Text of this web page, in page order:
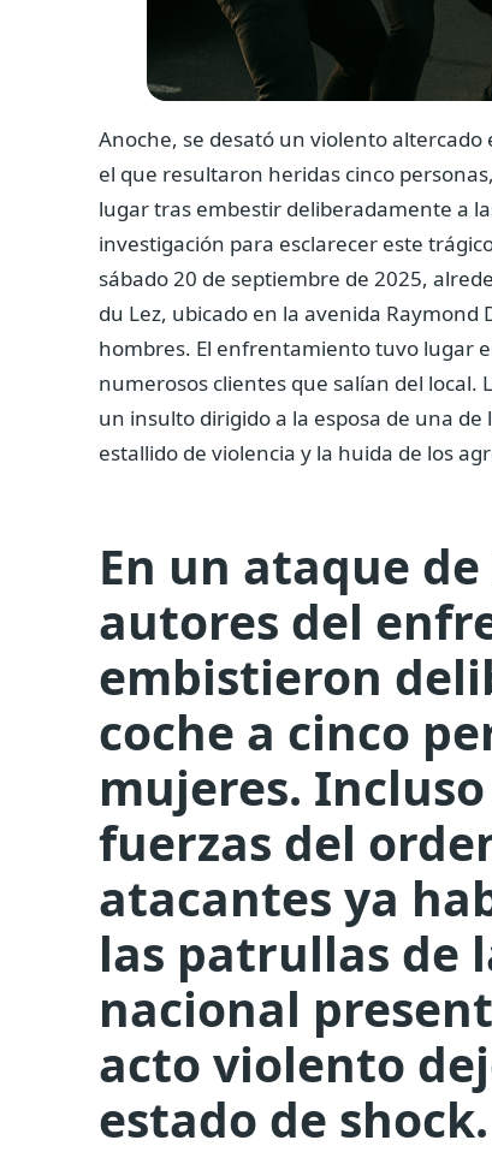
Anoche, se desató un violento
el que resultaron heridas cinco
lugar tras embestir deliberadamente a
investigación para esclarecer este
sábado 20 de septiembre de 2025,
du Lez, ubicado en la avenida
hombres. El enfrentamiento tuvo lugar
numerosos clientes que salían del local.
un insulto dirigido a la esposa de una
estallido de violencia y la huida de los
En un ataque
autores del
embistieron
coche a cinco
mujeres.
fuerzas del
atacantes ya
las patrullas de
nacional
acto violento
estado de shock.